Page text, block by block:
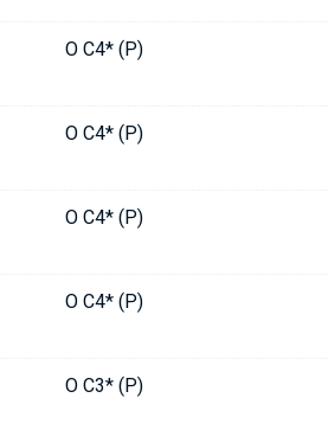
O C4* (P)
O C4* (P)
O C4* (P)
O C4* (P)
O C3* (P)